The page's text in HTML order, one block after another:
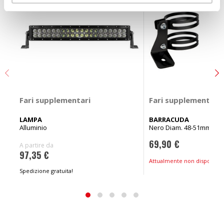
Fari supplementari
LAMPA
Alluminio
A partire da
97,35 €
Spedizione gratuita!
Fari supplementari
BARRACUDA
Nero Diam. 48-51mm
69,90 €
Attualmente non